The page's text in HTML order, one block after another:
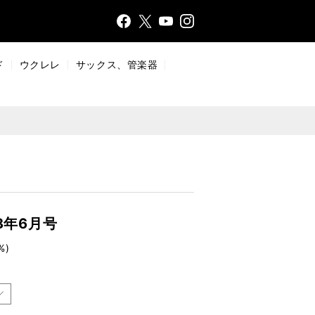
FaceX
YouTInsta
ウクレレ
サックス、管楽器
6月号